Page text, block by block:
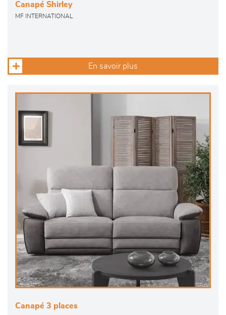
Canapé Shirley
MF INTERNATIONAL
En savoir plus
Canapé 3 places